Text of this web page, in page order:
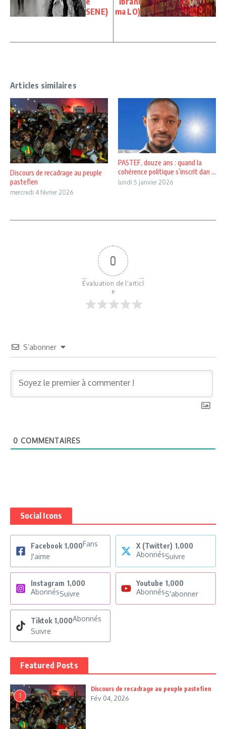
SENE)
ma LO)
Articles similaires
Discours de recadrage au peuple
pastefien
mercredi 4 février 2026
PASTEF, douze ans : quand la
cohérence politique s’inscrit dan ...
lundi 5 janvier 2026
0
Évaluation de l'articl
e
S’abonner
0 COMMENTAIRES
Social Icons
Facebook 1,000Fans
J'aime
X (Twitter) 1,000
AbonnésSuivre
Instagram 1,000
AbonnésSuivre
Youtube 1,000
AbonnésS'abonner
Tiktok 1,000Abonnés
Suivre
Featured Posts
1
Discours de recadrage au peuple pastefien
Fév 04, 2026